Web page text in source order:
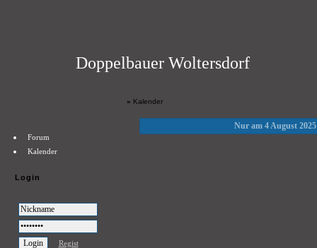
Doppelbauer Woltersdorf
» Kalender
Forum
Kalender
Login
Regist
Nur am 4 August 2025